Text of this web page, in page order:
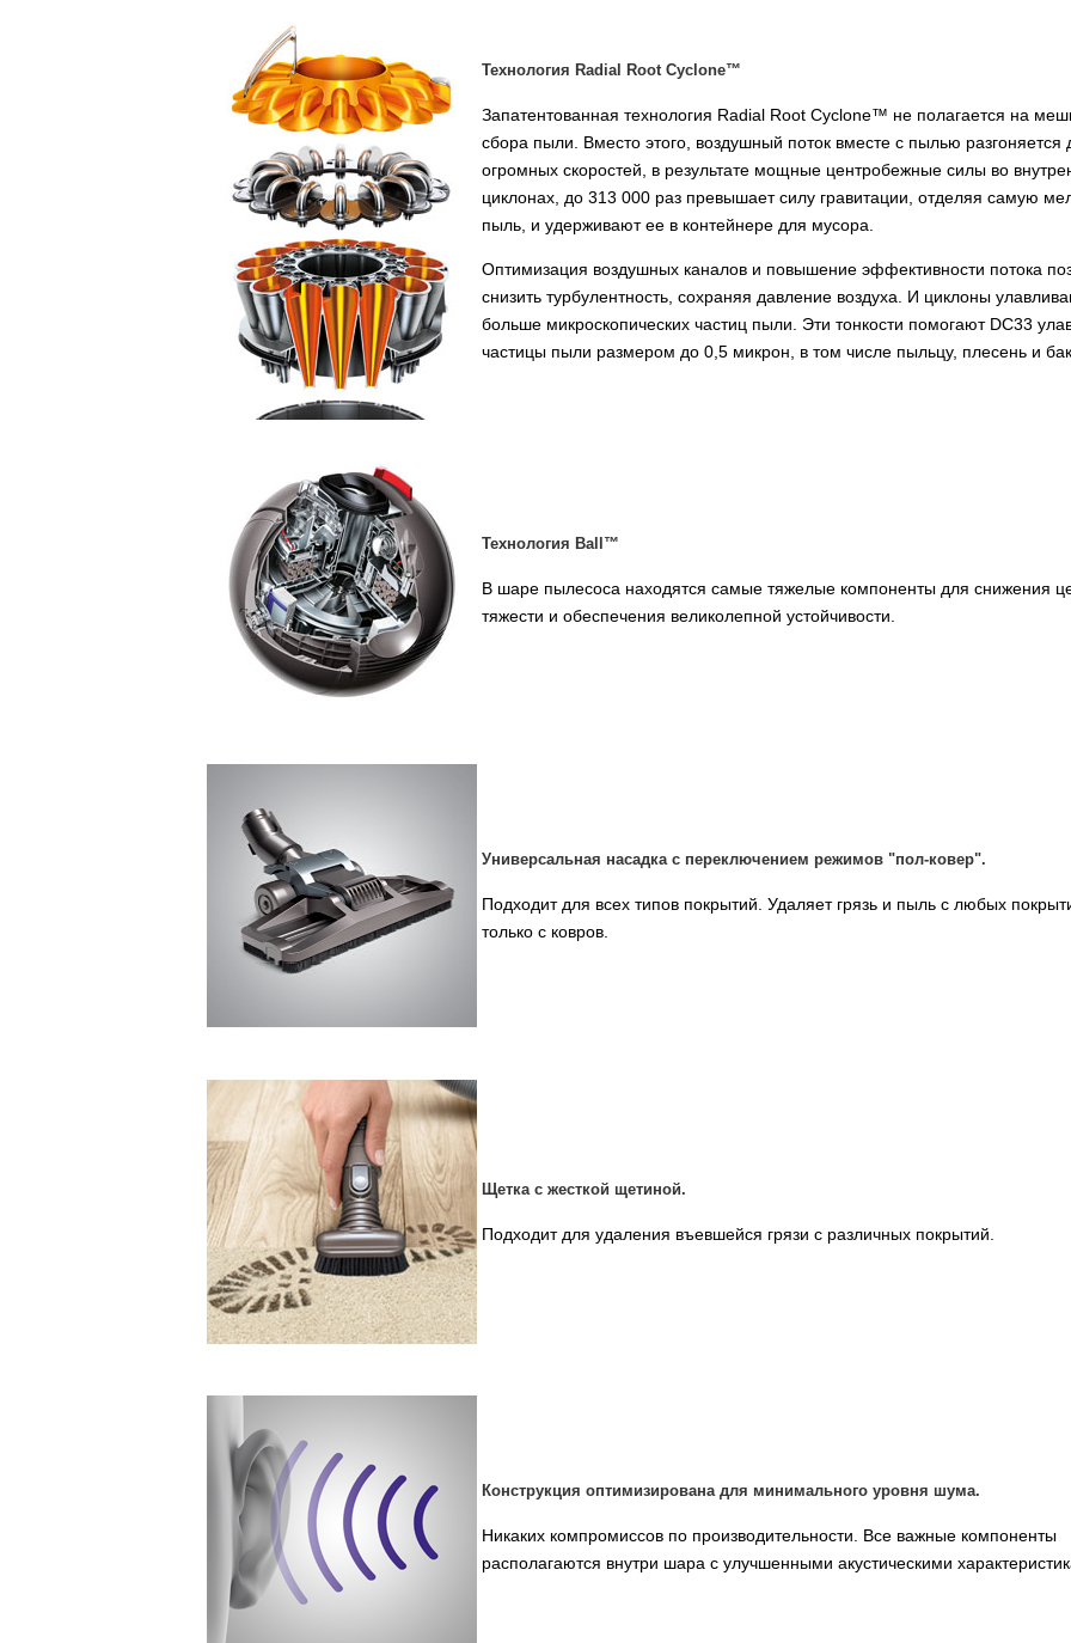
Технология Radial Root Cyclone™
Запатентованная технология Radial Root Cyclone™ не полагается на
сбора пыли. Вместо этого, воздушный поток вместе с пылью разгоняется
огромных скоростей, в результате мощные центробежные силы во
циклонах, до 313 000 раз превышает силу гравитации, отделяя самую
пыль, и удерживают ее в контейнере для мусора.
Оптимизация воздушных каналов и повышение эффективности потока
снизить турбулентность, сохраняя давление воздуха. И циклоны
больше микроскопических частиц пыли. Эти тонкости помогают DC33
частицы пыли размером до 0,5 микрон, в том числе пыльцу, плесень и
Технология Ball™
В шаре пылесоса находятся самые тяжелые компоненты для снижения
тяжести и обеспечения великолепной устойчивости.
Универсальная насадка с переключением режимов "пол-ковер".
Подходит для всех типов покрытий. Удаляет грязь и пыль с любых
только с ковров.
Щетка с жесткой щетиной.
Подходит для удаления въевшейся грязи с различных покрытий.
Конструкция оптимизирована для минимального уровня шума.
Никаких компромиссов по производительности. Все важные компоненты
располагаются внутри шара с улучшенными акустическими